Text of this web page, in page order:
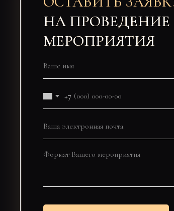
+7
НА ПРОВЕДЕНИЕ
МЕРОПРИЯТИЯ